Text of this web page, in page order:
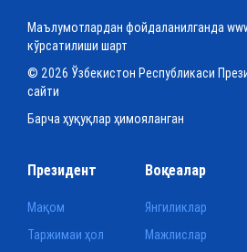
Маълумотлардан фойдаланилганда
кўрсатилиши шарт
© 2026 Ўзбекистон Республикаси
сайти
Барча ҳуқуқлар ҳимояланган
Президент
Мақом
Таржимаи ҳол
Воқеалар
Янгиликлар
Мажлислар